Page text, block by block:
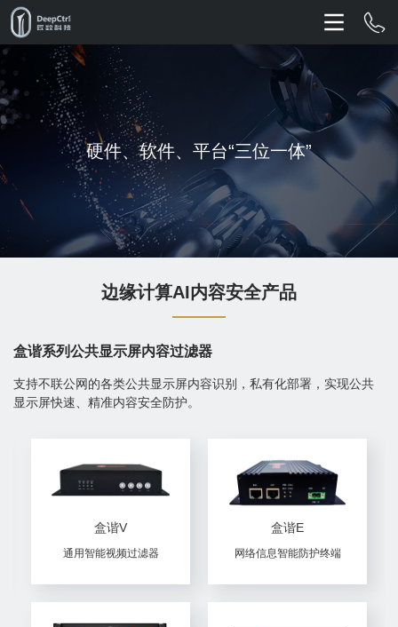
硬件、软件、平台“三位一体”
边缘计算AI内容安全产品
盒谐系列公共显示屏内容过滤器
支持不联公网的各类公共显示屏内容识别，私有化部署，实现公共
显示屏快速、精准内容安全防护。
盒谐V
通用智能视频过滤器
盒谐E
网络信息智能防护终端